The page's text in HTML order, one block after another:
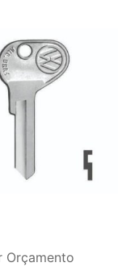
Orçamento